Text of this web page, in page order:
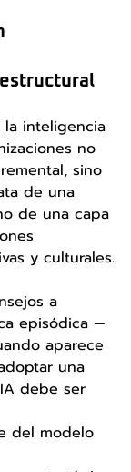
la inteligencia
no
sino
de una
de una capa
y culturales.
a
episódica —
aparece
una
debe ser
del modelo